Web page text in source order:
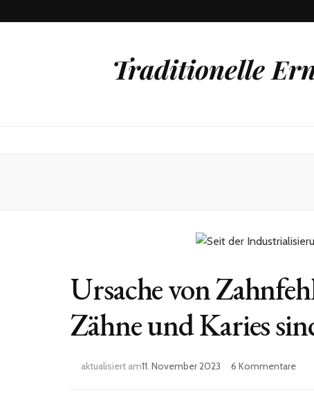
Traditionelle
Ursache von
Zähne und Karies
aktualisiert am11. November 2023 6 Kommentarezu